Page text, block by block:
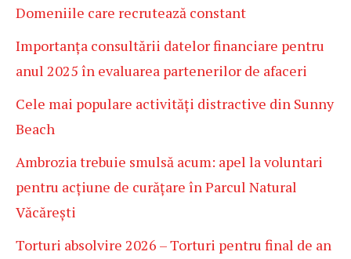
Domeniile care recrutează constant
Importanța consultării datelor financiare pentru
anul 2025 în evaluarea partenerilor de afaceri
Cele mai populare activități distractive din Sunny
Beach
Ambrozia trebuie smulsă acum: apel la voluntari
pentru acțiune de curățare în Parcul Natural
Văcărești
Torturi absolvire 2026 – Torturi pentru final de an